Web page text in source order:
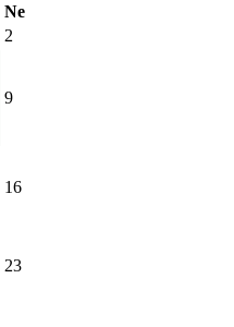
Ne
2
9
16
23